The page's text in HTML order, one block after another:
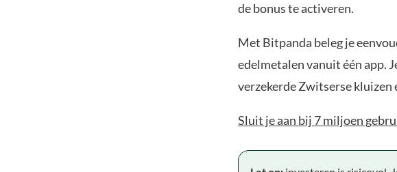
de bonus te activeren.
Met Bitpanda beleg je
edelmetalen vanuit één app.
verzekerde Zwitserse kluizen
Sluit je aan bij 7 miljoen